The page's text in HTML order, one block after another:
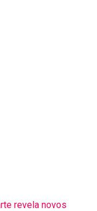
revela novos